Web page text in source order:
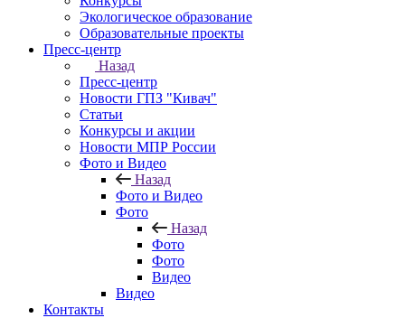
Экологическое образование
Образовательные проекты
Пресс-центр
Назад
Пресс-центр
Новости ГПЗ "Кивач"
Статьи
Конкурсы и акции
Новости МПР России
Фото и Видео
Назад
Фото и Видео
Фото
Назад
Фото
Фото
Видео
Видео
Контакты